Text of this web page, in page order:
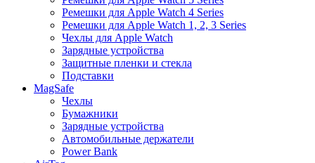
Ремешки для Apple Watch 4 Series
Ремешки для Apple Watch 1, 2, 3 Series
Чехлы для Apple Watch
Зарядные устройства
Защитные пленки и стекла
Подставки
MagSafe
Чехлы
Бумажники
Зарядные устройства
Автомобильные держатели
Power Bank